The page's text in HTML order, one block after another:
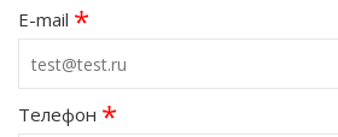
E-mail *
Телефон *